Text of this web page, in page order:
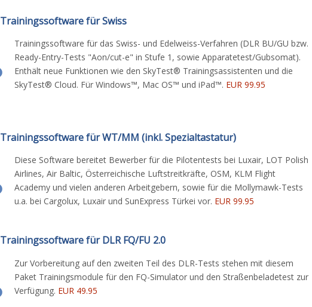
Trainingssoftware für Swiss
Trainingssoftware für das Swiss- und Edelweiss-Verfahren (DLR BU/GU bzw.
Ready-Entry-Tests "Aon/cut-e" in Stufe 1, sowie Apparatetest/Gubsomat).
Enthält neue Funktionen wie den SkyTest® Trainingsassistenten und die
SkyTest® Cloud. Für Windows™, Mac OS™ und iPad™. EUR 99.95
Trainingssoftware für WT/MM (inkl. Spezialtastatur)
Diese Software bereitet Bewerber für die Pilotentests bei Luxair, LOT Polish
Airlines, Air Baltic, Österreichische Luftstreitkräfte, OSM, KLM Flight
Academy und vielen anderen Arbeitgebern, sowie für die Mollymawk-Tests
u.a. bei Cargolux, Luxair und SunExpress Türkei vor. EUR 99.95
Trainingssoftware für DLR FQ/FU 2.0
Zur Vorbereitung auf den zweiten Teil des DLR-Tests stehen mit diesem
Paket Trainingsmodule für den FQ-Simulator und den Straßenbeladetest zur
Verfügung. EUR 49.95